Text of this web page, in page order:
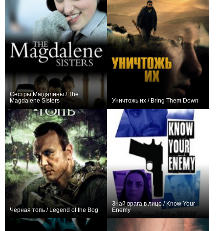
Сестры Магдалины / The
Magdalene Sisters
Уничтожь их / Bring Them Down
Черная топь / Legend of the Bog
Знай врага в лицо / Know Your
Enemy